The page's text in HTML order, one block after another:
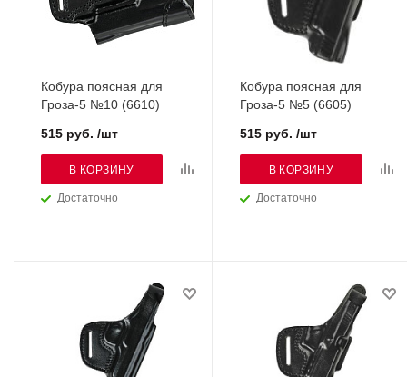
Кобура поясная для
Гроза-5 №10 (6610)
Достаточно
515 руб. /шт
В КОРЗИНУ
Кобура поясная для
Гроза-5 №5 (6605)
Достаточно
515 руб. /шт
В КОРЗИНУ